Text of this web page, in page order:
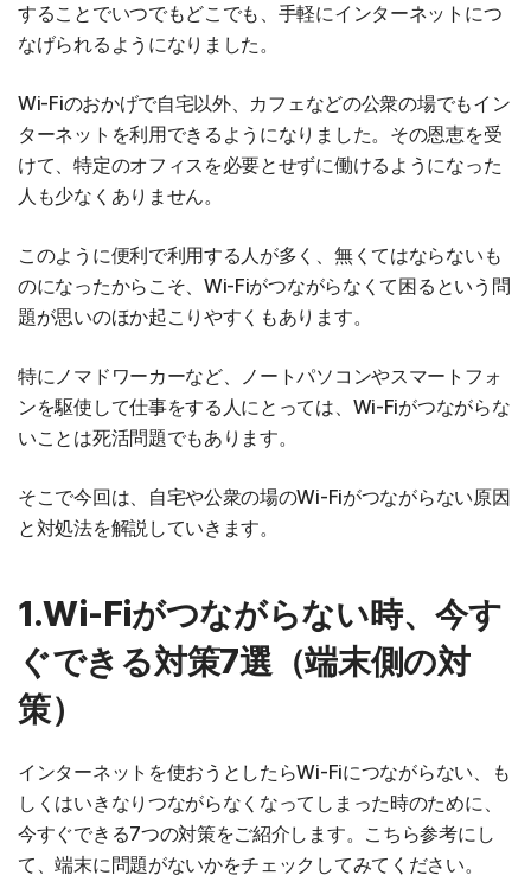
することでいつでもどこでも、手軽にインターネットにつ
なげられるようになりました。
Wi-Fiのおかげで自宅以外、カフェなどの公衆の場でもイン
ターネットを利用できるようになりました。その恩恵を受
けて、特定のオフィスを必要とせずに働けるようになった
人も少なくありません。
このように便利で利用する人が多く、無くてはならないも
のになったからこそ、Wi-Fiがつながらなくて困るという問
題が思いのほか起こりやすくもあります。
特にノマドワーカーなど、ノートパソコンやスマートフォ
ンを駆使して仕事をする人にとっては、Wi-Fiがつながらな
いことは死活問題でもあります。
そこで今回は、自宅や公衆の場のWi-Fiがつながらない原因
と対処法を解説していきます。
1.Wi-Fiがつながらない時、今す
ぐできる対策7選（端末側の対
策）
インターネットを使おうとしたらWi-Fiにつながらない、も
しくはいきなりつながらなくなってしまった時のために、
今すぐできる7つの対策をご紹介します。こちら参考にし
て、端末に問題がないかをチェックしてみてください。